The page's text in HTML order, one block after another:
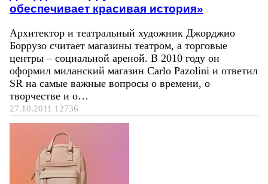
обеспечивает красивая история»
Архитектор и театральный художник Джорджио
Боррузо считает магазины театром, а торговые
центры – социальной ареной. В 2010 году он
оформил миланский магазин Carlo Pazolini и ответил
SR на самые важные вопросы о времени, о
творчестве и о…
27.10.2011 12736